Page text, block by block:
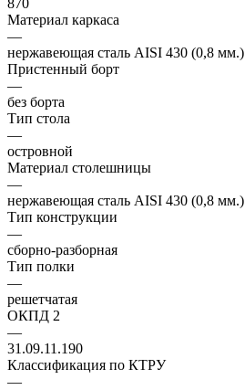
Материал каркаса
—
нержавеющая сталь AISI 430 (0,8 мм.)
Пристенный борт
—
без борта
Тип стола
—
островной
Материал столешницы
—
нержавеющая сталь AISI 430 (0,8 мм.)
Тип конструкции
—
сборно-разборная
Тип полки
—
решетчатая
ОКПД 2
—
31.09.11.190
Классификация по КТРУ
—